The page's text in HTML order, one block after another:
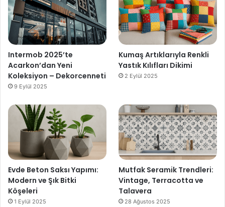
Intermob 2025’te
Acarkon’dan Yeni
Koleksiyon – Dekorcenneti
9 Eylül 2025
Kumaş Artıklarıyla Renkli
Yastık Kılıfları Dikimi
2 Eylül 2025
Evde Beton Saksı Yapımı:
Modern ve Şık Bitki
Köşeleri
1 Eylül 2025
Mutfak Seramik Trendleri:
Vintage, Terracotta ve
Talavera
28 Ağustos 2025